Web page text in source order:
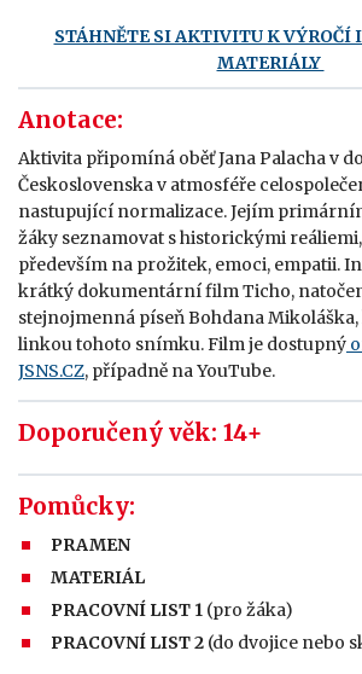
STÁHNĚTE SI AKTIVITU K VÝROČÍ
MATERIÁLY
Anotace:
Aktivita připomíná oběť Jana Palacha v
Československa v atmosféře
nastupující normalizace. Jejím
žáky seznamovat s historickými
především na prožitek, emoci, empatii.
krátký dokumentární film Ticho,
stejnojmenná píseň Bohdana
linkou tohoto snímku. Film je dostupný
JSNS.CZ, případně na YouTube.
Doporučený věk: 14+
Pomůcky:
PRAMEN
MATERIÁL
PRACOVNÍ LIST 1 (pro žáka)
PRACOVNÍ LIST 2 (do dvojice nebo